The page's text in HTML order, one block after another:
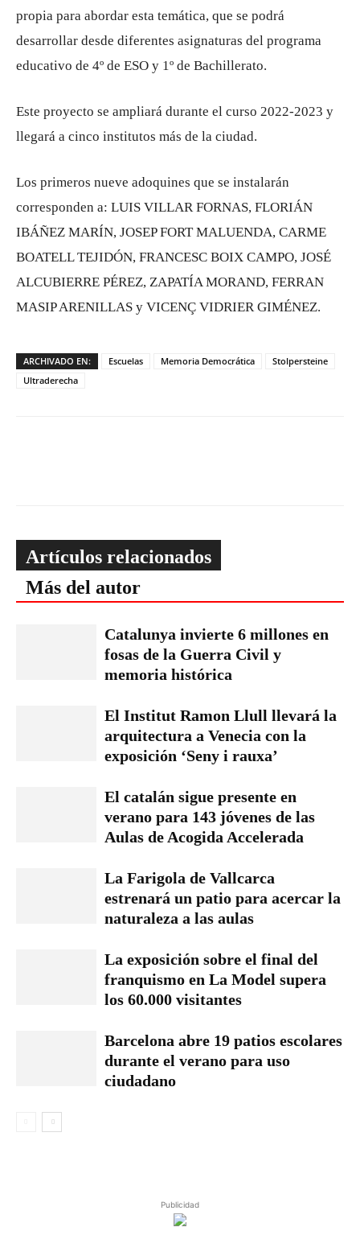
propia para abordar esta temática, que se podrá
desarrollar desde diferentes asignaturas del programa
educativo de 4º de ESO y 1º de Bachillerato.
Este proyecto se ampliará durante el curso 2022-2023 y
llegará a cinco institutos más de la ciudad.
Los primeros nueve adoquines que se instalarán
corresponden a: LUIS VILLAR FORNAS, FLORIÁN
IBÁÑEZ MARÍN, JOSEP FORT MALUENDA, CARME
BOATELL TEJIDÓN, FRANCESC BOIX CAMPO, JOSÉ
ALCUBIERRE PÉREZ, ZAPATÍA MORAND, FERRAN
MASIP ARENILLAS y VICENÇ VIDRIER GIMÉNEZ.
ARCHIVADO EN: Escuelas Memoria Democrática
Stolpersteine
Ultraderecha
Artículos relacionados
Más del autor
Catalunya invierte 6 millones en
fosas de la Guerra Civil y
memoria histórica
El Institut Ramon Llull llevará la
arquitectura a Venecia con la
exposición ‘Seny i rauxa’
El catalán sigue presente en
verano para 143 jóvenes de las
Aulas de Acogida Accelerada
La Farigola de Vallcarca
estrenará un patio para acercar la
naturaleza a las aulas
La exposición sobre el final del
franquismo en La Model supera
los 60.000 visitantes
Barcelona abre 19 patios escolares
durante el verano para uso
ciudadano
Publicidad